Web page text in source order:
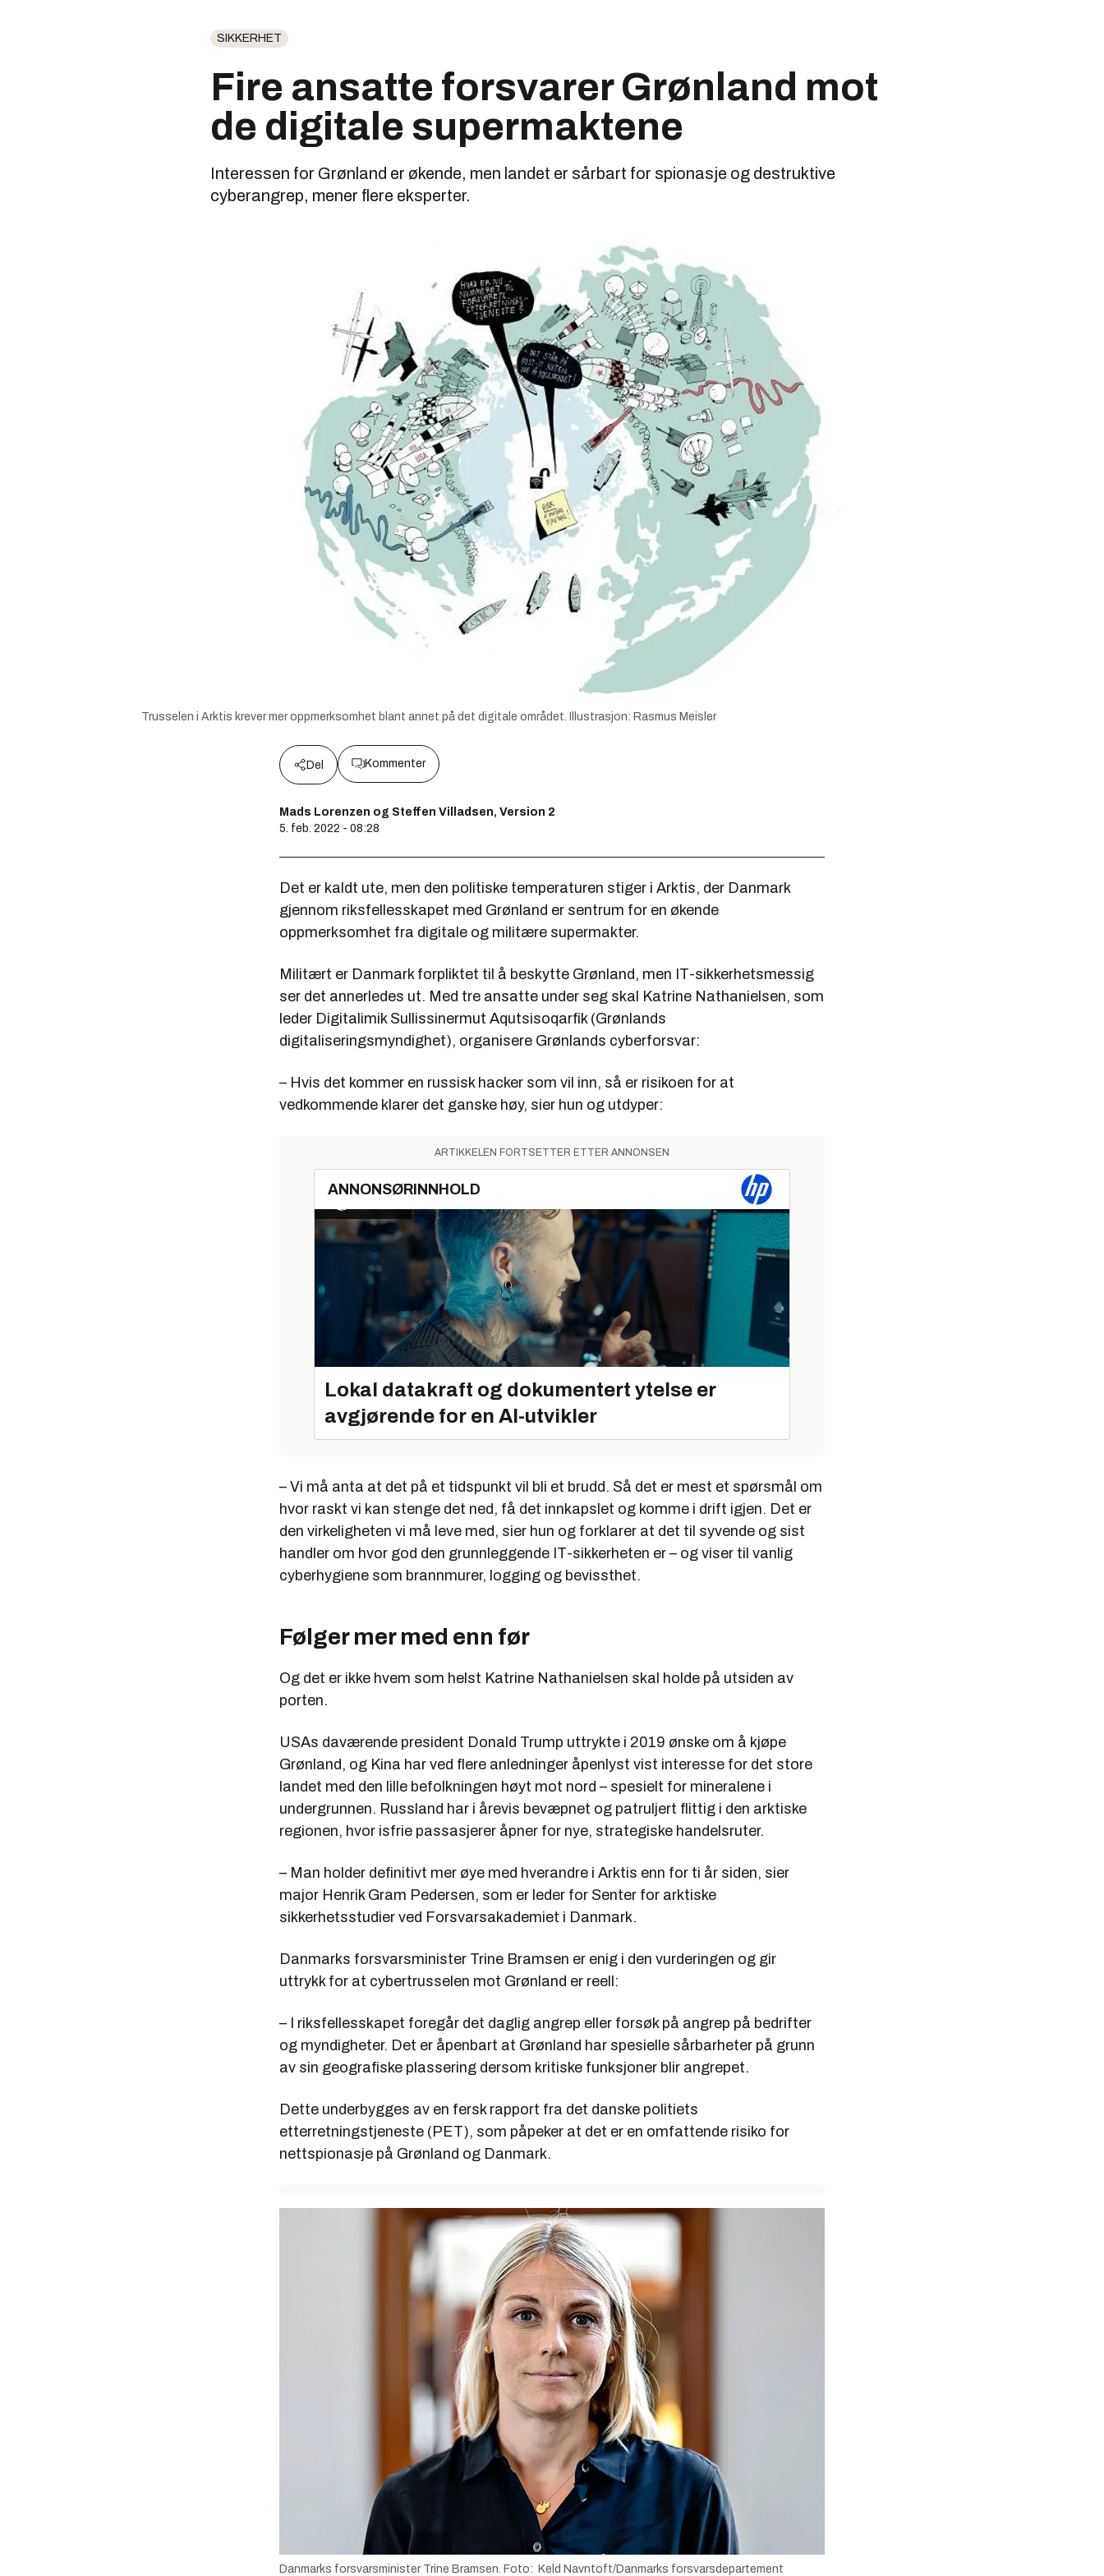
SIKKERHET
Fire ansatte forsvarer Grønland mot
de digitale supermaktene
Interessen for Grønland er økende, men landet er sårbart for spionasje og destruktive
cyberangrep, mener flere eksperter.
Trusselen i Arktis krever mer oppmerksomhet blant annet på det digitale området. Illustrasjon: Rasmus Meisler
Del Kommenter
Mads Lorenzen og Steffen Villadsen, Version 2
5. feb. 2022 - 08:28
Det er kaldt ute, men den politiske temperaturen stiger i Arktis, der Danmark
gjennom riksfellesskapet med Grønland er sentrum for en økende
oppmerksomhet fra digitale og militære supermakter.
Militært er Danmark forpliktet til å beskytte Grønland, men IT-sikkerhetsmessig
ser det annerledes ut. Med tre ansatte under seg skal Katrine Nathanielsen, som
leder Digitalimik Sullissinermut Aqutsisoqarfik (Grønlands
digitaliseringsmyndighet), organisere Grønlands cyberforsvar:
– Hvis det kommer en russisk hacker som vil inn, så er risikoen for at
vedkommende klarer det ganske høy, sier hun og utdyper:
ARTIKKELEN FORTSETTER ETTER ANNONSEN
ANNONSØRINNHOLD
Lokal datakraft og dokumentert ytelse er
avgjørende for en AI-utvikler
– Vi må anta at det på et tidspunkt vil bli et brudd. Så det er mest et spørsmål om
hvor raskt vi kan stenge det ned, få det innkapslet og komme i drift igjen. Det er
den virkeligheten vi må leve med, sier hun og forklarer at det til syvende og sist
handler om hvor god den grunnleggende IT-sikkerheten er – og viser til vanlig
cyberhygiene som brannmurer, logging og bevissthet.
Følger mer med enn før
Og det er ikke hvem som helst Katrine Nathanielsen skal holde på utsiden av
porten.
USAs daværende president Donald Trump uttrykte i 2019 ønske om å kjøpe
Grønland, og Kina har ved flere anledninger åpenlyst vist interesse for det store
landet med den lille befolkningen høyt mot nord – spesielt for mineralene i
undergrunnen. Russland har i årevis bevæpnet og patruljert flittig i den arktiske
regionen, hvor isfrie passasjerer åpner for nye, strategiske handelsruter.
– Man holder definitivt mer øye med hverandre i Arktis enn for ti år siden, sier
major Henrik Gram Pedersen, som er leder for Senter for arktiske
sikkerhetsstudier ved Forsvarsakademiet i Danmark.
Danmarks forsvarsminister Trine Bramsen er enig i den vurderingen og gir
uttrykk for at cybertrusselen mot Grønland er reell:
– I riksfellesskapet foregår det daglig angrep eller forsøk på angrep på bedrifter
og myndigheter. Det er åpenbart at Grønland har spesielle sårbarheter på grunn
av sin geografiske plassering dersom kritiske funksjoner blir angrepet.
Dette underbygges av en fersk rapport fra det danske politiets
etterretningstjeneste (PET), som påpeker at det er en omfattende risiko for
nettspionasje på Grønland og Danmark.
Danmarks forsvarsminister Trine Bramsen. Foto: Keld Navntoft/Danmarks forsvarsdepartement